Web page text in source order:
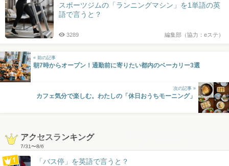
スポーツジムの「ランニングマシン」を1単語の英
語で言うと？
編集部（協力：eステ）
3289
« 前の記事
朝7時からオープン！通勤前に寄りたい都内のベーカリー3選
次の記事 »
カフェ気分で楽しむ。わたしの「休日おうちモーニング」
アクセスランキング
7/31〜8/6
「バス停」を英語で言うと？